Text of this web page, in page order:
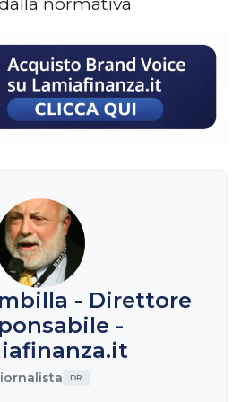
- Direttore
-
DR.